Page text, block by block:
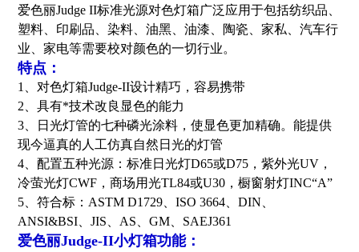
爱色丽Judge II标准光源对色灯箱广泛应用于包括纺织品、
塑料、印刷品、染料、油黑、油漆、陶瓷、家私、汽车行
业、家电等需要校对颜色的一切行业。
特点：
1、对色灯箱Judge-II设计精巧，容易携带
2、具有*技术改良显色的能力
3、日光灯管的七种磷光涂料，使显色更加精确。能提供
现今逼真的人工仿真自然日光的灯管
4、配置五种光源：标准日光灯D65或D75，紫外光UV，
冷萤光灯CWF，商场用光TL84或U30，橱窗射灯INC“A”
5、符合标：ASTM D1729、ISO 3664、DIN、
ANSI&BSI、JIS、AS、GM、SAEJ361
爱色丽Judge-II小灯箱功能：